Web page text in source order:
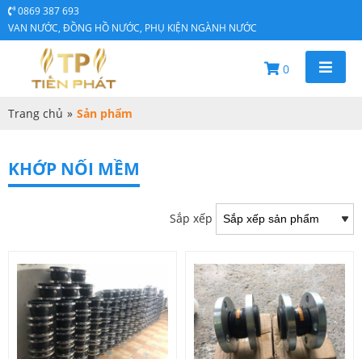
0869 387 693
VAN NƯỚC, ĐỒNG HỒ NƯỚC, PHỤ KIỆN NGÀNH NƯỚC
0
Trang chủ » Sản phẩm
KHỚP NỐI MỀM
Sắp xếp